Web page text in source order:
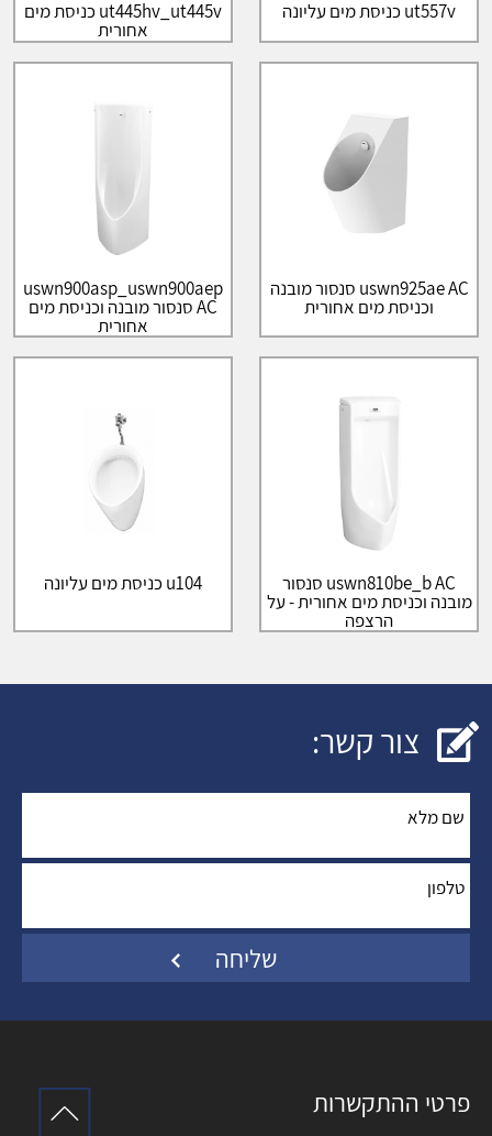
ut557v כניסת מים עליונה ut445hv_ut445v כניסת מים
אחורית
uswn925ae AC סנסור מובנה
וכניסת מים אחורית
uswn900asp_uswn900aep
AC סנסור מובנה וכניסת מים
אחורית
uswn810be_b AC סנסור
מובנה וכניסת מים אחורית - על
הרצפה
u104 כניסת מים עליונה
צור קשר:
שם מלא
טלפון
פרטי ההתקשרות